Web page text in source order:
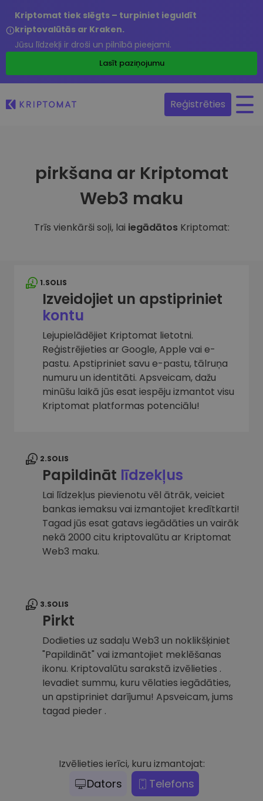
Kriptomat tiek slēgts – turpiniet ieguldīt
kriptovalūtās ar Kraken.
Jūsu līdzekļi ir droši un pilnībā pieejami.
Lasīt paziņojumu
Reģistrēties
pirkšana ar Kriptomat
Web3 maku
Trīs vienkārši soļi, lai iegādātos Kriptomat:
1.SOLIS
Izveidojiet un apstipriniet
kontu
Lejupielādējiet Kriptomat lietotni.
Reģistrējieties ar Google, Apple vai e-
pastu. Apstipriniet savu e-pastu, tālruņa
numuru un identitāti. Apsveicam, dažu
minūšu laikā jūs esat iespēju izmantot visu
Kriptomat platformas potenciālu!
2.SOLIS
Papildināt līdzekļus
Lai līdzekļus pievienotu vēl ātrāk, veiciet
bankas iemaksu vai izmantojiet kredītkarti!
Tagad jūs esat gatavs iegādāties un vairāk
nekā 2000 citu kriptovalūtu ar Kriptomat
Web3 maku.
3.SOLIS
Pirkt
Dodieties uz sadaļu Web3 un noklikšķiniet
"Papildināt" vai izmantojiet meklēšanas
ikonu. Kriptovalūtu sarakstā izvēlieties .
Ievadiet summu, kuru vēlaties iegādāties,
un apstipriniet darījumu! Apsveicam, jums
tagad pieder .
Izvēlieties ierīci, kuru izmantojat:
Dators Telefons